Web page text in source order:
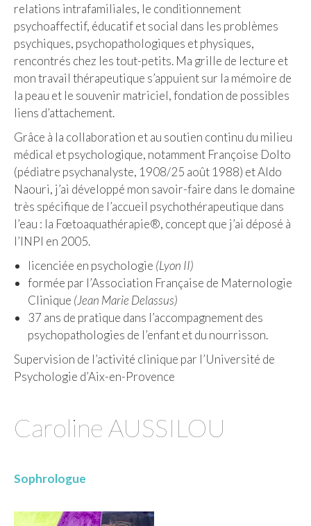
relations intrafamiliales, le conditionnement
psychoaffectif, éducatif et social dans les problèmes
psychiques, psychopathologiques et physiques,
rencontrés chez les tout-petits. Ma grille de lecture et
mon travail thérapeutique s’appuient sur la mémoire de
la peau et le souvenir matriciel, fondation de possibles
liens d’attachement.
Grâce à la collaboration et au soutien continu du milieu
médical et psychologique, notamment Françoise Dolto
(pédiatre psychanalyste, 1908/25 août 1988) et Aldo
Naouri, j’ai développé mon savoir-faire dans le domaine
très spécifique de l’accueil psychothérapeutique dans
l’eau : la Fœtoaquathérapie®, concept que j’ai déposé à
l’INPI en 2005.
licenciée en psychologie (Lyon II)
formée par l’Association Française de Maternologie
Clinique (Jean Marie Delassus)
37 ans de pratique dans l’accompagnement des
psychopathologies de l’enfant et du nourrisson.
Supervision de l’activité clinique par l’Université de
Psychologie d’Aix-en-Provence
Caroline AUSSILOU
Sophrologue